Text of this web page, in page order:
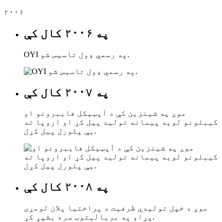
۲۰۰۶
په ۲۰۰۶ کال کې
OYI په رسمي ډول تاسیس شو.
په ۲۰۰۷ کال کې
موږ په شینزین کې د آپټیکل فایبرونو او
کیبلونو لویه پیمانه تولید پیل کړ او اروپا ته
یې پلورل پیل کړل.
په ۲۰۰۸ کال کې
موږ د خپل تولیدي ظرفیت د پراختیا پلان لومړی
پړاو په بریالیتوب سره بشپړ کړ.